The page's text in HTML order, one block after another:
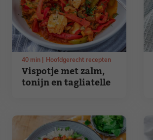
Vispotje met zalm,
tonijn en tagliatelle
40 min Hoofdgerecht recepten